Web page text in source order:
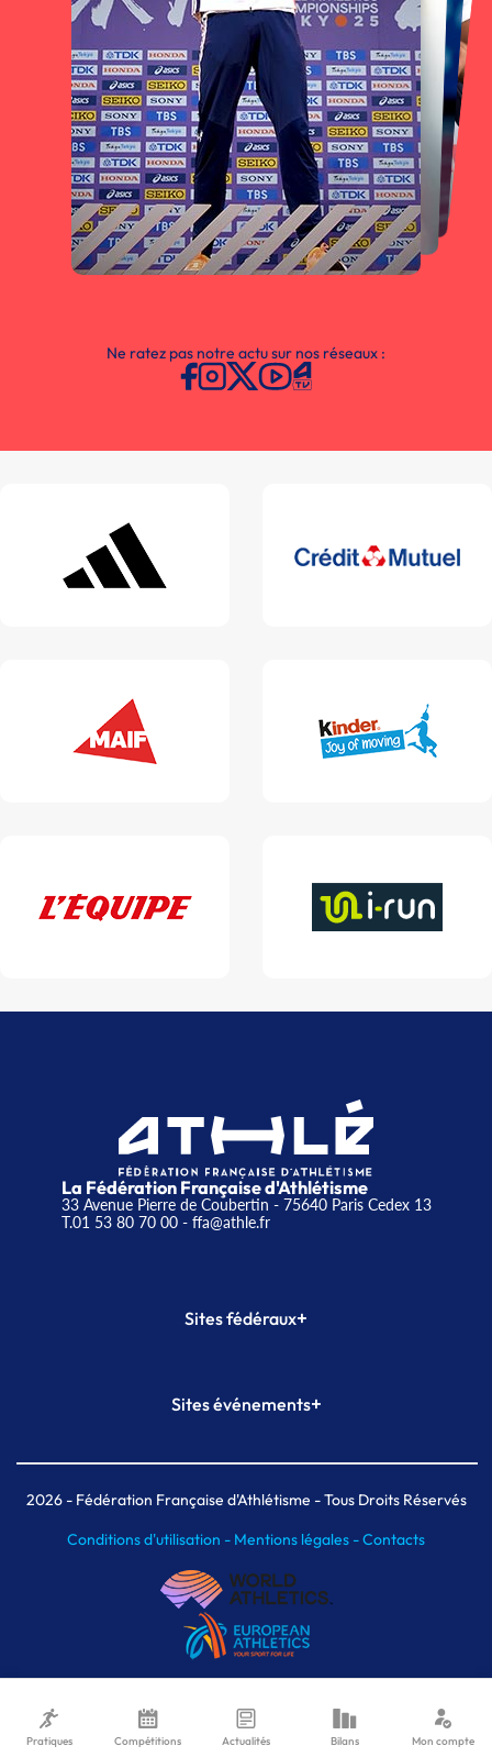
Ne ratez pas notre actu sur nos réseaux :
La Fédération Française d'Athlétisme
33 Avenue Pierre de Coubertin - 75640 Paris Cedex 13
T.01 53 80 70 00- ffa@athle.fr
Sites fédéraux+
Plateforme Formation
Sites événements+
Meeting de Paris indoor
MAIF Ekiden de Paris
2026- Fédération Française d'Athlétisme - Tous Droits Réservés
Conditions d'utilisation - Mentions légales -Contacts
Pratiques Compétitions Actualités Bilans Mon compte